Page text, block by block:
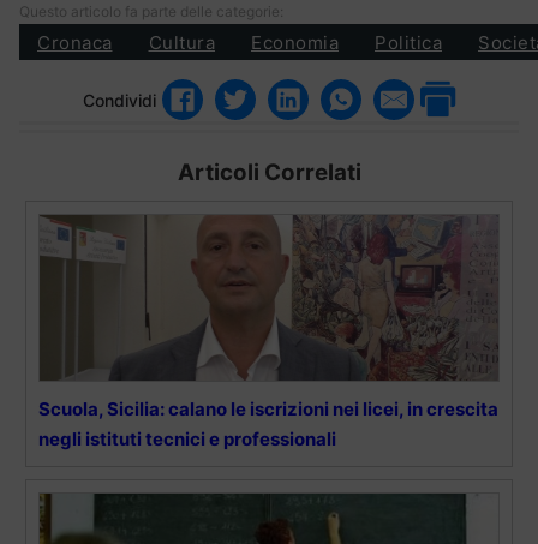
Questo articolo fa parte delle categorie:
Cronaca Cultura Economia Politica
Condividi
Articoli Correlati
Scuola, Sicilia: calano le iscrizioni nei licei, in crescita
negli istituti tecnici e professionali